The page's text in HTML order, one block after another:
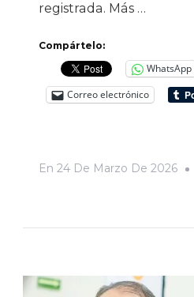
registrada. Más …
Compártelo:
WhatsApp
Correo electrónico
En 24 De Marzo De 2026